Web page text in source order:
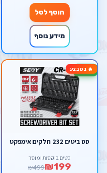
הוסף לסל
מידע נוסף
🔥 במבצע-60%
סט ביטים 232 חלקים אימפקט
סטים בוקסות ומוסך
₪199
₪499